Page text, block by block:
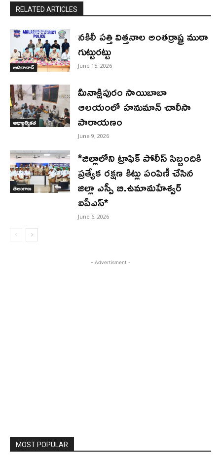
RELATED ARTICLES
ఆదిలాబాద్
నకిలీ పత్తి విత్తనాల అంతర్రాష్ట్ర ముఠా
గుట్టురట్టు
June 15, 2026
ఆధ్యాత్మికత
మీనాక్షిపురం సాయిబాబా
ఆలయంలో హనుమాన్ చాలీసా
పారాయణం
June 9, 2026
తెలంగాణ
*జిల్లాలోని ట్రాఫిక్ పోలీస్ సిబ్బందికి
ప్రత్యేక రక్షణ కిట్లు పంపిణీ చేసిన
జిల్లా ఎస్పీ బి.ఉమామహేశ్వర్
ఐపీఎస్*
June 6, 2026
- Advertisment -
MOST POPULAR